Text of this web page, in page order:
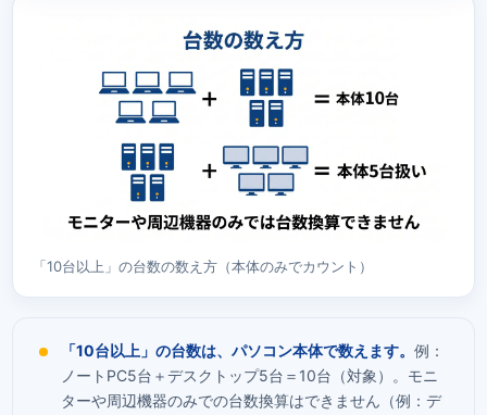
「10台以上」の台数の数え方（本体のみでカウント）
「10台以上」の台数は、パソコン本体で数えます。 例：
ノートPC5台＋デスクトップ5台＝10台（対象）。モニ
ターや周辺機器のみでの台数換算はできません（例：デ